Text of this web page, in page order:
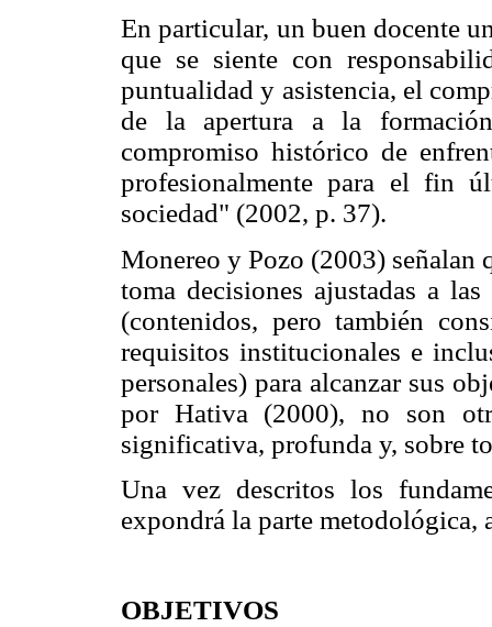
En particular, un buen docente
que se siente con
puntualidad y asistencia, el
de la apertura a la
compromiso histórico de
profesionalmente para el fin
sociedad" (2002, p. 37).
Monereo y Pozo (2003) señalan
toma decisiones ajustadas a
(contenidos, pero también
requisitos institucionales e
personales) para alcanzar sus
por Hativa (2000), no son
significativa, profunda y, sobre
Una vez descritos los
expondrá la parte metodológica,
OBJETIVOS